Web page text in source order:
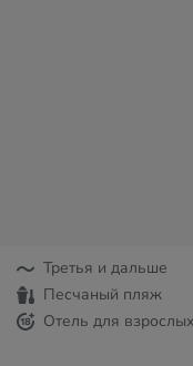
Третья и дальше
Песчаный пляж
Отель для взрослых